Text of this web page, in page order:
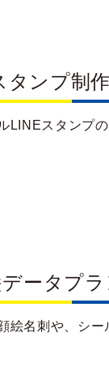
タンプ制作
LINEスタンプ
ータプラ
絵名刺や、シ